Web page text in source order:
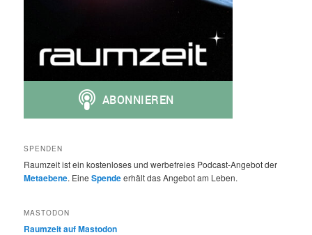
SPENDEN
Raumzeit ist ein kostenloses und werbefreies Podcast-Angebot der
Metaebene. EineSpendeerhält das Angebot am Leben.
MASTODON
Raumzeit auf Mastodon